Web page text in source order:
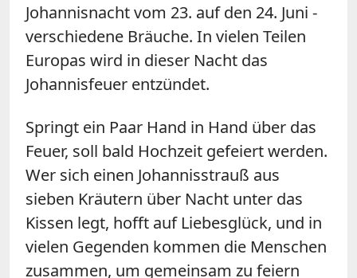
Johannisnachtvom 23. auf den 24. Juni -
verschiedene Bräuche. In vielen Teilen
Europas wird in dieser Nacht das
Johannisfeuer entzündet.
Springt ein Paar Hand in Hand über das
Feuer, soll bald Hochzeit gefeiert werden.
Wer sich einen Johannisstrauß aus
sieben Kräutern über Nacht unter das
Kissen legt, hofft auf Liebesglück, und in
vielen Gegenden kommen die Menschen
zusammen, um gemeinsam zu feiern